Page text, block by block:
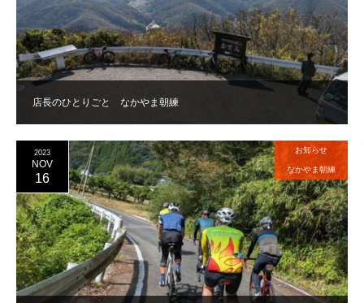
店長のひとりごと なかやま朝練
2023
NOV
16
お知らせ
なかやま朝練